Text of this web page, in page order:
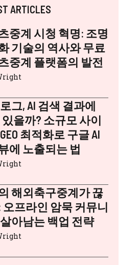
ARTICLES
중계 시청 혁명: 조명
기술의 역사와 무료
중계 플랫폼의 발전
그, AI 검색 결과에
있을까? 소규모 사이
최적화로 구글 AI
에 노출되는 법
해외축구중계가 끊
오프라인 암묵 커뮤니
아남는 백업 전략